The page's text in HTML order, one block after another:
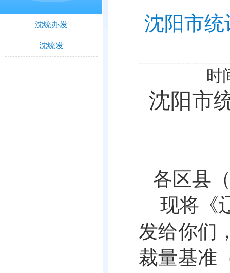
沈统办发
沈统发
沈阳市
时
沈阳市
各区县
现将《
发给你们
裁量基准